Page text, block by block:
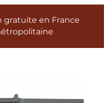
gratuite en France